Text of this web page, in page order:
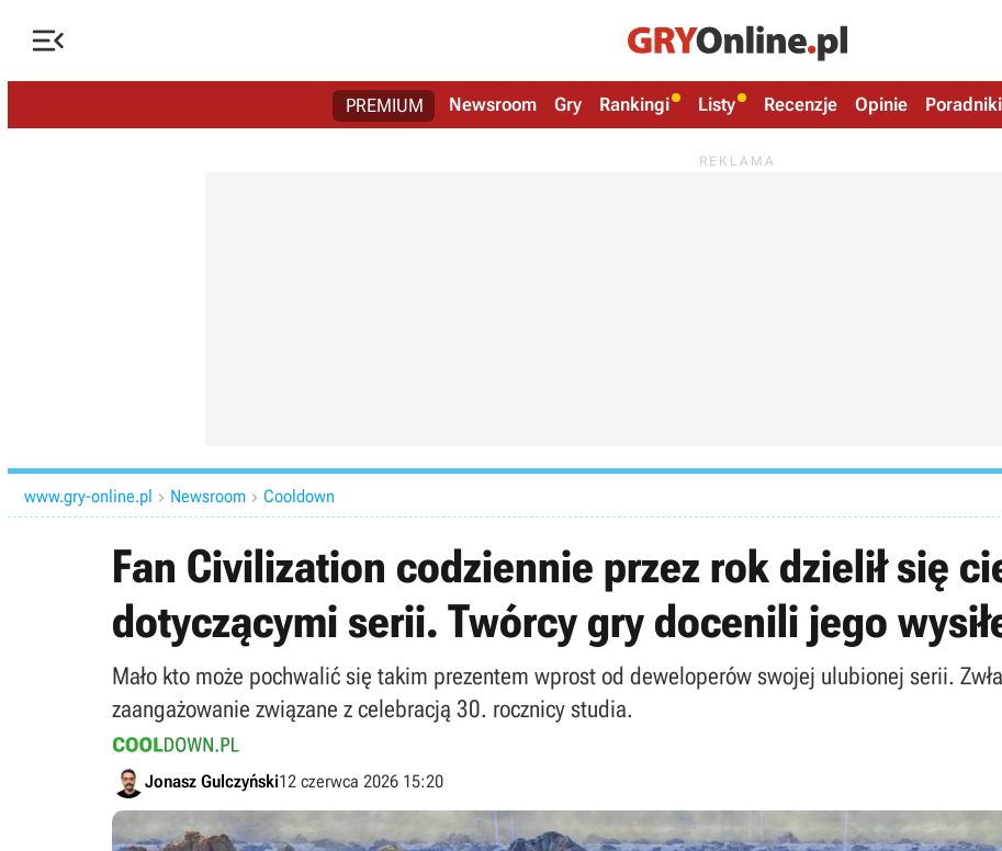

PREMIUM Newsroom Gry Rankingi Listy Recenzje Opinie Poradniki
www.gry-online.pl  Newsroom  Cooldown
Fan Civilization codziennie przez rok dzielił się
dotyczącymi serii. Twórcy gry docenili jego
Mało kto może pochwalić się takim prezentem wprost od deweloperów swojej ulubionej serii.
zaangażowanie związane z celebracją 30. rocznicy studia.
Jonasz Gulczyński12 czerwca 2026 15:20